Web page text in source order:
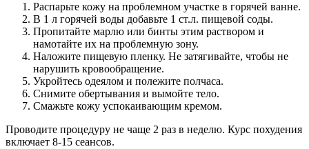
Распарьте кожу на проблемном участке в горячей ванне.
В 1 л горячей воды добавьте 1 ст.л. пищевой соды.
Пропитайте марлю или бинты этим раствором и
намотайте их на проблемную зону.
Наложите пищевую пленку. Не затягивайте, чтобы не
нарушить кровообращение.
Укройтесь одеялом и полежите полчаса.
Снимите обертывания и вымойте тело.
Смажьте кожу успокаивающим кремом.
Проводите процедуру не чаще 2 раз в неделю. Курс похудения
включает 8-15 сеансов.